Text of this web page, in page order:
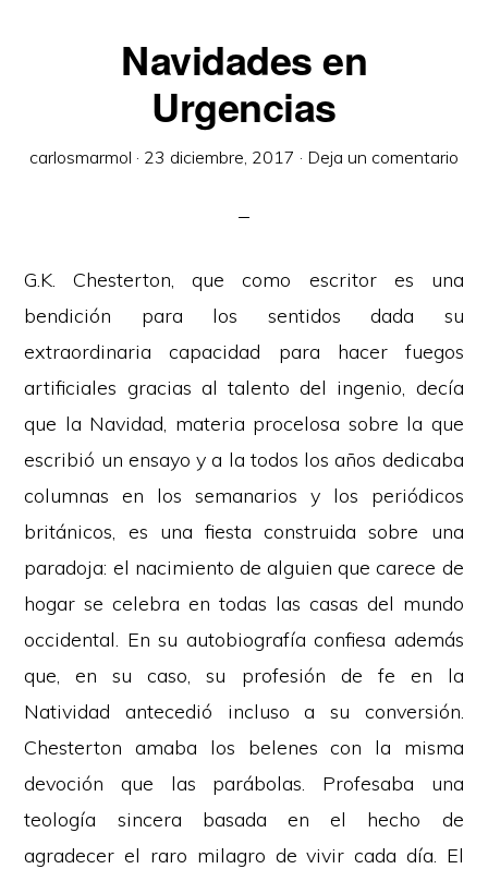
Navidades en
Urgencias
carlosmarmol · 23 diciembre, 2017 · Deja un comentario
G.K. Chesterton, que como escritor es una
bendición para los sentidos dada su
extraordinaria capacidad para hacer fuegos
artificiales gracias al talento del ingenio, decía
que la Navidad, materia procelosa sobre la que
escribió un ensayo y a la todos los años dedicaba
columnas en los semanarios y los periódicos
británicos, es una fiesta construida sobre una
paradoja: el nacimiento de alguien que carece de
hogar se celebra en todas las casas del mundo
occidental. En su autobiografía confiesa además
que, en su caso, su profesión de fe en la
Natividad antecedió incluso a su conversión.
Chesterton amaba los belenes con la misma
devoción que las parábolas. Profesaba una
teología sincera basada en el hecho de
agradecer el raro milagro de vivir cada día. El